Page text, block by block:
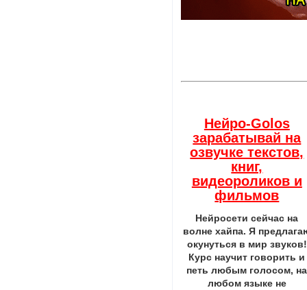
Нейро-Golos
зарабатывай на
озвучке текстов,
книг,
видеороликов и
фильмов
Нейросети сейчас на
волне хайпа. Я
окунуться в мир звуков!
Курс научит говорить и
петь любым голосом, на
любом языке не